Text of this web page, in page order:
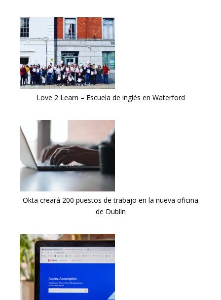
Love 2 Learn – Escuela de inglés en Waterford
Okta creará 200 puestos de trabajo en la nueva oficina
de Dublín